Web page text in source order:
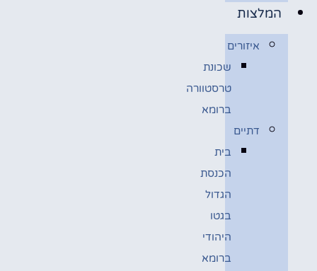
המלצות
איזורים
שכונת
טרסטוורה
ברומא
דתיים
בית
הכנסת
הגדול
בגטו
היהודי
ברומא